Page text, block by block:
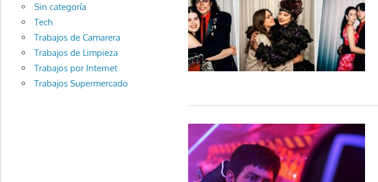
Sin categoría
Tech
Trabajos de Camarera
Trabajos de Limpieza
Trabajos por Internet
Trabajos Supermercado